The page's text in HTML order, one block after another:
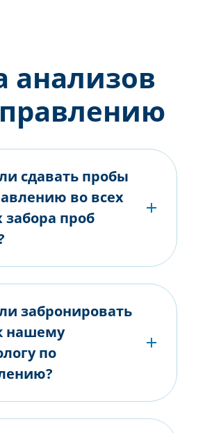
анализов
сдавать пробы
во всех
забора проб
забронировать
нашему
по